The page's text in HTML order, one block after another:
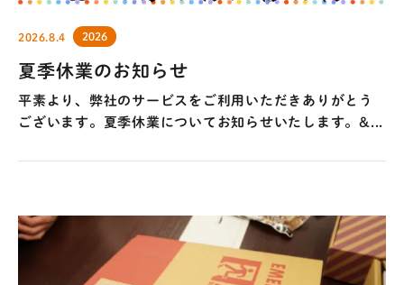
2026.8.4 2026
夏季休業のお知らせ
平素より、弊社のサービスをご利用いただきありがとう
ございます。夏季休業についてお知らせいたします。&...